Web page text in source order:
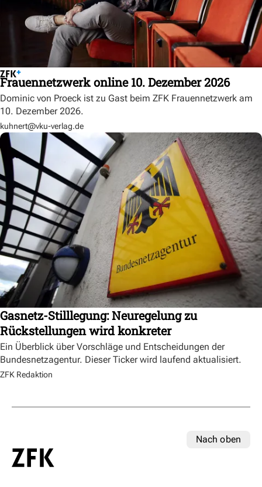
Frauennetzwerk online 10. Dezember 2026
Dominic von Proeck ist zu Gast beim ZFK Frauennetzwerk am
10. Dezember 2026.
kuhnert@vku-verlag.de
Gasnetz-Stilllegung: Neuregelung zu
Rückstellungen wird konkreter
Ein Überblick über Vorschläge und Entscheidungen der
Bundesnetzagentur. Dieser Ticker wird laufend aktualisiert.
ZFK Redaktion
Nach oben